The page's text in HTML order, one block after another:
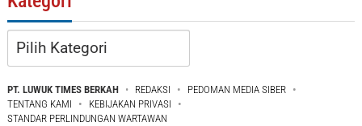
Kategori
PT. LUWUK TIMES BERKAH REDAKSI
PEDOMAN MEDIA SIBER
TENTANG KAMI
KEBIJAKAN PRIVASI
STANDAR PERLINDUNGAN WARTAWAN